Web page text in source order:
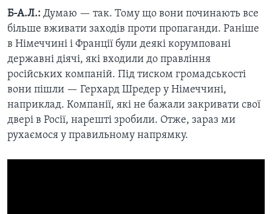
Б-А.Л.: Думаю — так. Тому що вони починають все
більше вживати заходів проти пропаганди. Раніше
в Німеччині і Франції були деякі корумповані
державні діячі, які входили до правління
російських компаній. Під тиском громадськості
вони пішли — Герхард Шредер у Німеччині,
наприклад. Компанії, які не бажали закривати свої
двері в Росії, нарешті зробили. Отже, зараз ми
рухаємося у правильному напрямку.